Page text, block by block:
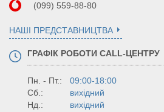
(099) 559-88-80
НАШІ ПРЕДСТАВНИЦТВА
ГРАФІК РОБОТИ CALL-ЦЕНТРУ
Пн. - Пт.:
09:00-18:00
Сб.:
вихідний
Нд.:
вихідний